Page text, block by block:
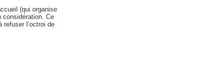
(qui organise
considération. Ce
l’octroi de